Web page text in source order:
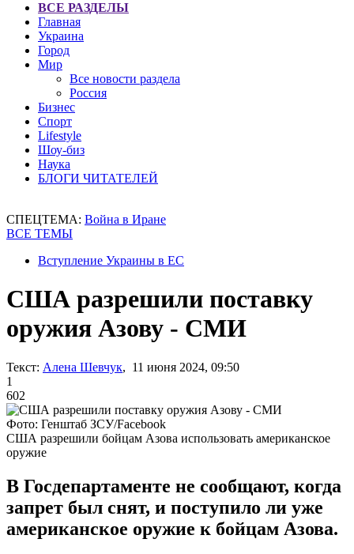
ВСЕ РАЗДЕЛЫ
Главная
Украина
Город
Мир
Все новости раздела
Россия
Бизнес
Спорт
Lifestyle
Шоу-биз
Наука
БЛОГИ ЧИТАТЕЛЕЙ
СПЕЦТЕМА: Война в Иране
ВСЕ ТЕМЫ
Вступление Украины в ЕС
США разрешили поставку
оружия Азову - СМИ
Текст: Алена Шевчук, 11 июня 2024, 09:50
1
602
Фото: Генштаб ЗСУ/Facebook
США разрешили бойцам Азова использовать американское
оружие
В Госдепартаменте не сообщают, когда
запрет был снят, и поступило ли уже
американское оружие к бойцам Азова.